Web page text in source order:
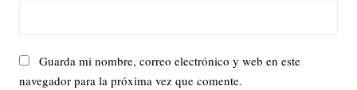
Guarda mi nombre, correo electrónico y web en este
navegador para la próxima vez que comente.